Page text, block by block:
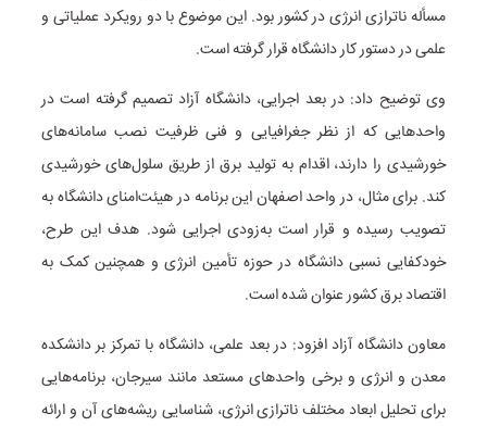
مسأله ناترازی انرژی در کشور بود. این موضوع با دو رویکرد عملیاتی و
علمی در دستور کار دانشگاه قرار گرفته است.
وی توضیح داد: در بعد اجرایی، دانشگاه آزاد تصمیم گرفته است در
واحدهایی که از نظر جغرافیایی و فنی ظرفیت نصب سامانه‌های
خورشیدی را دارند، اقدام به تولید برق از طریق سلول‌های خورشیدی
کند. برای مثال، در واحد اصفهان این برنامه در هیئت‌امنای دانشگاه به
تصویب رسیده و قرار است به‌زودی اجرایی شود. هدف این طرح،
خودکفایی نسبی دانشگاه در حوزه تأمین انرژی و همچنین کمک به
اقتصاد برق کشور عنوان شده است.
معاون دانشگاه آزاد افزود: در بعد علمی، دانشگاه با تمرکز بر دانشکده
معدن و انرژی و برخی واحدهای مستعد مانند سیرجان، برنامه‌هایی
برای تحلیل ابعاد مختلف ناترازی انرژی، شناسایی ریشه‌های آن و ارائه